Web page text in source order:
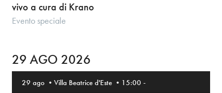
vivo a cura di Krano
Evento speciale
29 AGO 2026
29 ago • Villa Beatrice d'Este • 15:00 -